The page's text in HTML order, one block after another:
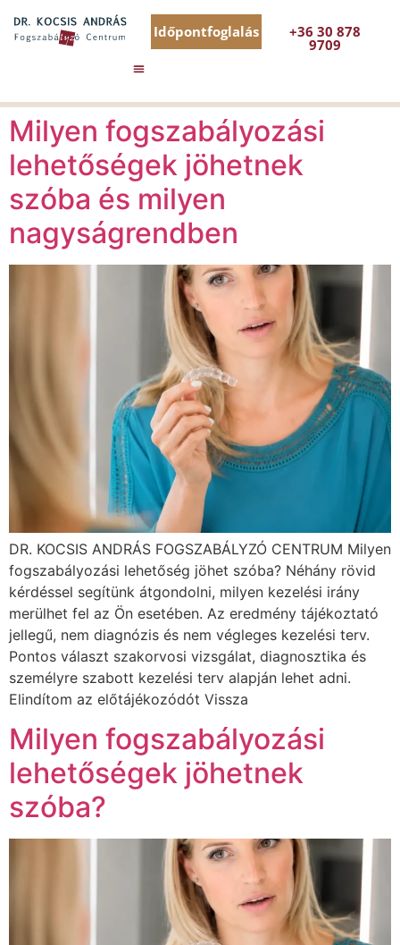
Időpontfoglalás +36 30 878
9709
Milyen fogszabályozási
lehetőségek jöhetnek
szóba és milyen
nagyságrendben
DR. KOCSIS ANDRÁS FOGSZABÁLYZÓ CENTRUM Milyen
fogszabályozási lehetőség jöhet szóba? Néhány rövid
kérdéssel segítünk átgondolni, milyen kezelési irány
merülhet fel az Ön esetében. Az eredmény tájékoztató
jellegű, nem diagnózis és nem végleges kezelési terv.
Pontos választ szakorvosi vizsgálat, diagnosztika és
személyre szabott kezelési terv alapján lehet adni.
Elindítom az előtájékozódót Vissza
Milyen fogszabályozási
lehetőségek jöhetnek
szóba?